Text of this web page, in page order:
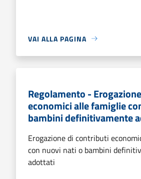
VAI ALLA PAGINA
Regolamento -
economici alle famiglie
bambini definitivamente
Erogazione di contributi
con nuovi nati o bambini
adottati